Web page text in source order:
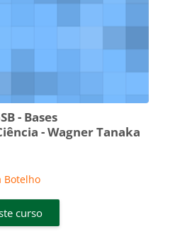
- Bases
- Wagner Tanaka
Botelho
curso